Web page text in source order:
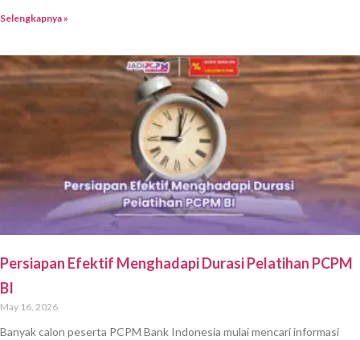
Selengkapnya »
Persiapan Efektif Menghadapi Durasi Pelatihan PCPM
BI
May 16, 2026
Banyak calon peserta PCPM Bank Indonesia mulai mencari informasi